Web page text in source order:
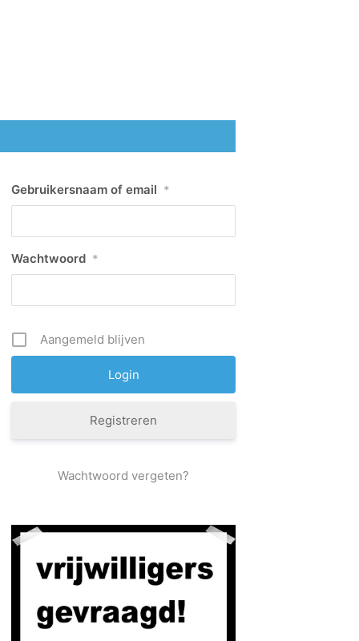
Gebruikersnaam of email *
Wachtwoord *
Aangemeld blijven
Registreren
Wachtwoord vergeten?